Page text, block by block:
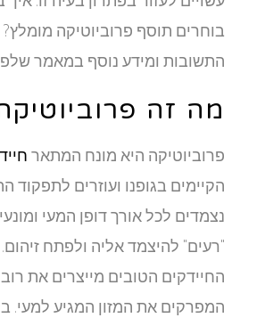
בוחרים תוסף פרוביוטיקה מומלץ?
התשובות ומידע נוסף במאמר
מה זה פרוביוטיקה?
פרוביוטיקה היא מונח המתאר
הקיימים בגופנו ועוזרים לתפקוד
נצמדים לכל אורך דופן המעי ומונעים
"רעים" להיצמד אליה ולפתח זיהום. כמו
החיידקים הטובים מייצרים את רוב
המפרקים את המזון המגיע למעי. בלי